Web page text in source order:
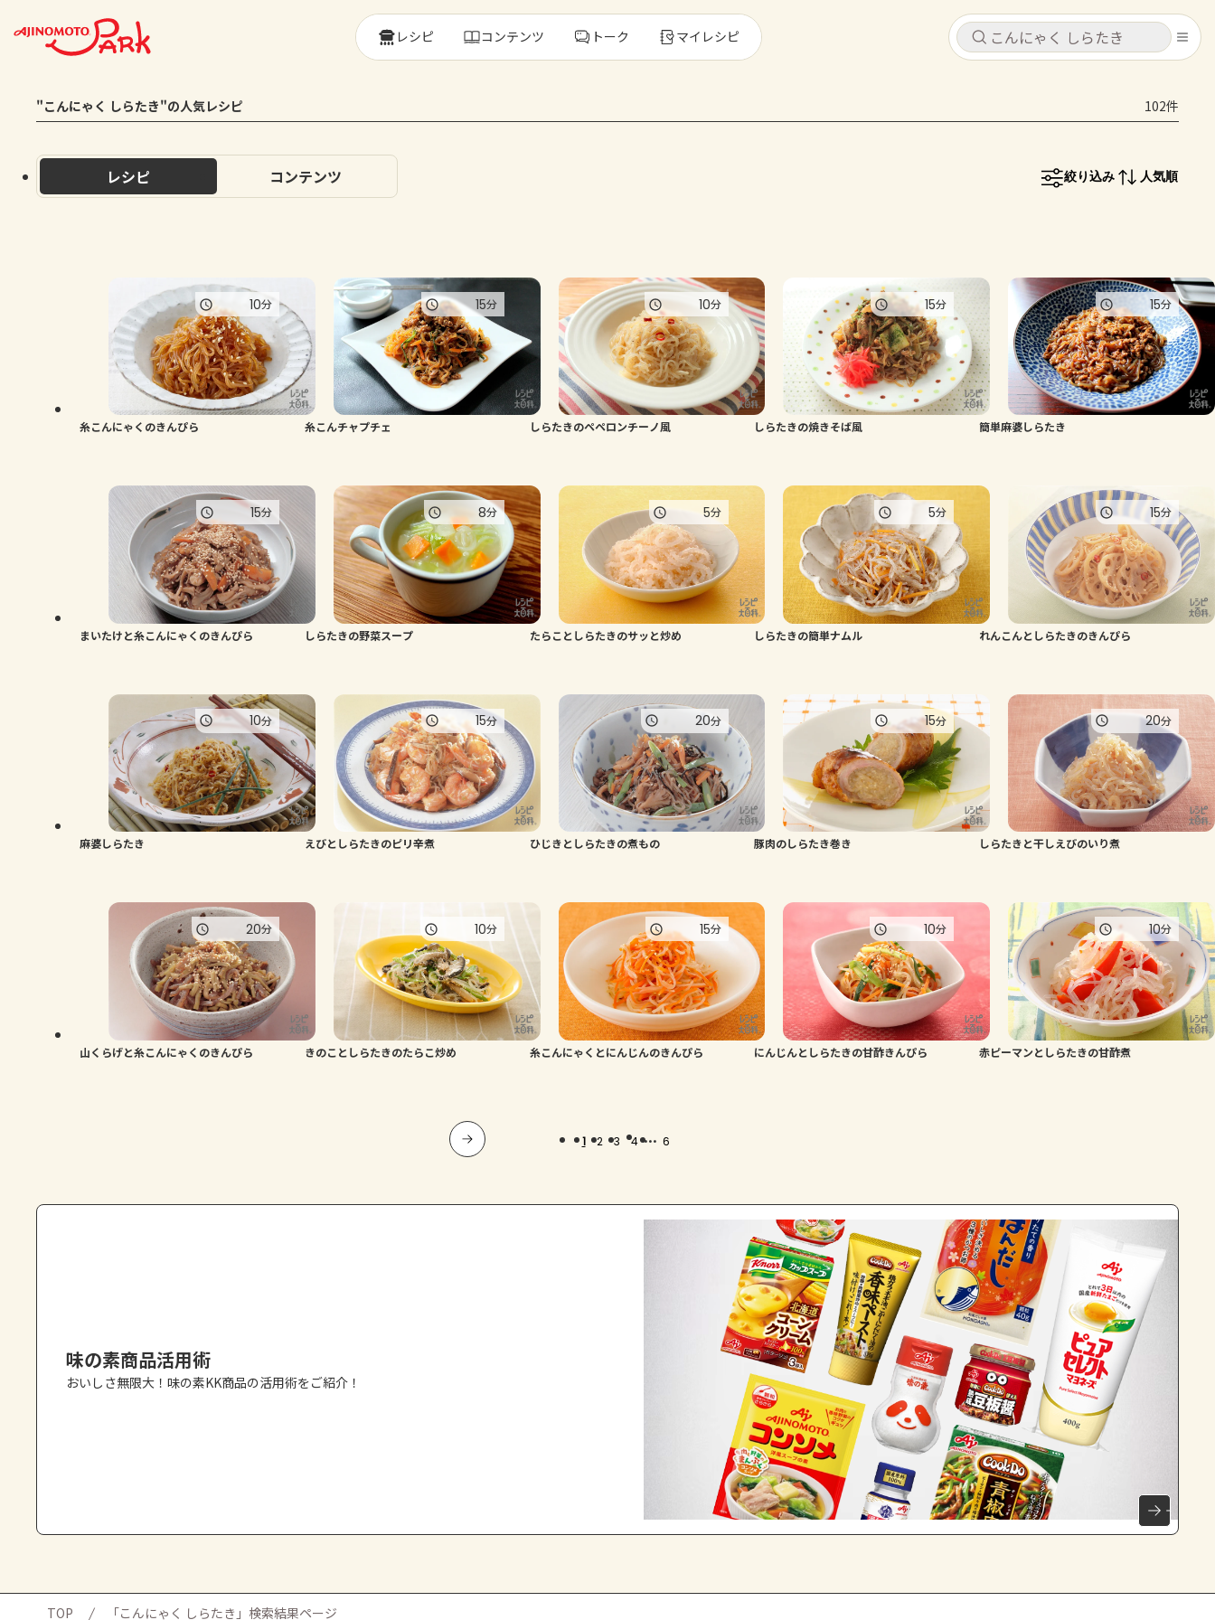
キャンセル
ログインするとレシピを保存できます
コンテンツ
レシピ
トーク
よくあるお問い合わせ
お買い物
AJINOMOTO PARK とは
キャンセル
レシピ コンテンツ
レシピ コンテンツ トーク マイレシピ
"こんにゃく しらたき"の人気レシピ 102件
レシピ コンテンツ 絞り込み 人気順
糸こんにゃくのきんぴら
10分
糸こんチャプチェ
15分
しらたきのペペロンチーノ風
10分
しらたきの焼きそば風
15分
簡単麻婆しらたき
15分
まいたけと糸こんにゃくのきんぴら
15分
しらたきの野菜スープ
8分
たらことしらたきのサッと炒め
5分
しらたきの簡単ナムル
5分
れんこんとしらたきのきんぴら
15分
麻婆しらたき
10分
えびとしらたきのピリ辛煮
15分
ひじきとしらたきの煮もの
20分
豚肉のしらたき巻き
15分
しらたきと干しえびのいり煮
20分
山くらげと糸こんにゃくのきんぴら
20分
きのことしらたきのたらこ炒め
10分
糸こんにゃくとにんじんのきんぴら
15分
にんじんとしらたきの甘酢きんぴら
10分
赤ピーマンとしらたきの甘酢煮
10分
1 2 3 4 ... 6
味の素商品活用術
おいしさ無限大！味の素KK商品の活用術をご紹介！
TOP 「こんにゃく しらたき」検索結果ページ